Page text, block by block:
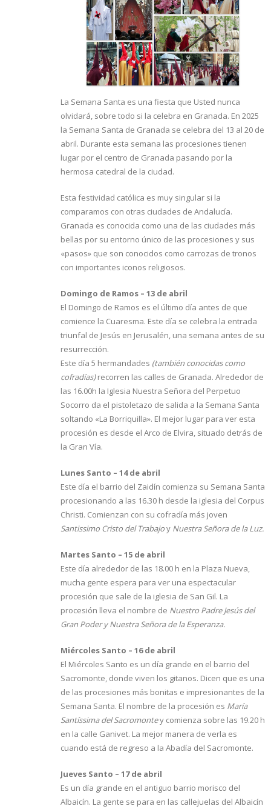
La Semana Santa es una fiesta que Usted nunca
olvidará, sobre todo si la celebra en Granada. En 2025
la Semana Santa de Granada se celebra del 13 al 20 de
abril. Durante esta semana las procesiones tienen
lugar por el centro de Granada pasando por la
hermosa catedral de la ciudad.
Esta festividad católica es muy singular si la
comparamos con otras ciudades de Andalucía.
Granada es conocida como una de las ciudades más
bellas por su entorno único de las procesiones y sus
«pasos» que son conocidos como carrozas de tronos
con importantes iconos religiosos.
Domingo de Ramos – 13 de abril
El Domingo de Ramos es el último día antes de que
comience la Cuaresma. Este día se celebra la entrada
triunfal de Jesús en Jerusalén, una semana antes de su
resurrección.
Este día 5 hermandades (también conocidas como
cofradías)recorren las calles de Granada. Alrededor de
las 16.00h la Iglesia Nuestra Señora del Perpetuo
Socorro da el pistoletazo de salida a la Semana Santa
soltando «La Borriquilla». El mejor lugar para ver esta
procesión es desde el Arco de Elvira, situado detrás de
la Gran Vía.
Lunes Santo – 14 de abril
Este día el barrio del Zaidín comienza su Semana Santa
procesionando a las 16.30 h desde la iglesia del Corpus
Christi. Comienzan con su cofradía más joven
Santissimo Cristo del Trabajoy Nuestra Señora de la Luz.
Martes Santo – 15 de abril
Este día alrededor de las 18.00 h en la Plaza Nueva,
mucha gente espera para ver una espectacular
procesión que sale de la iglesia de San Gil. La
procesión lleva el nombre de Nuestro Padre Jesús del
Gran Poder y Nuestra Señora de la Esperanza.
Miércoles Santo – 16 de abril
El Miércoles Santo es un día grande en el barrio del
Sacromonte, donde viven los gitanos. Dicen que es una
de las procesiones más bonitas e impresionantes de la
Semana Santa. El nombre de la procesión es María
Santíssima del Sacromontey comienza sobre las 19.20 h
en la calle Ganivet. La mejor manera de verla es
cuando está de regreso a la Abadía del Sacromonte.
Jueves Santo – 17 de abril
Es un día grande en el antiguo barrio morisco del
Albaicín. La gente se para en las callejuelas del Albaicín